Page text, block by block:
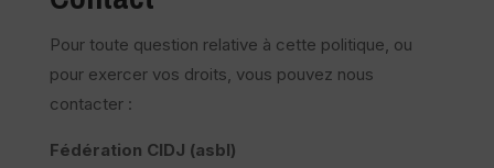
Pour toute question relative à cette politique, ou
pour exercer vos droits, vous pouvez nous
contacter :
Fédération CIDJ (asbl)